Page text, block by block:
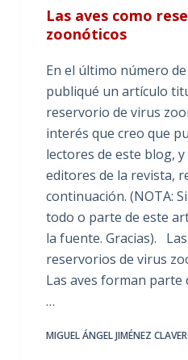
Las aves como
zoonóticos
En el último número
publiqué un artículo
reservorio de virus
interés que creo que
lectores de este blog,
editores de la revista,
continuación. (NOTA:
todo o parte de este
la fuente. Gracias).
reservorios de virus
Las aves forman
…
MIGUEL ÁNGEL JIMÉNEZ